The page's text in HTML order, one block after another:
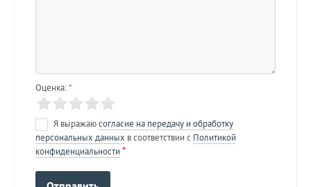
Оценка:*
Я выражаюсогласие на передачу и обработку
персональных данных в соответствии с Политикой
конфиденциальности *